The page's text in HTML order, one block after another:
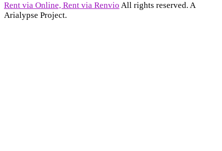
Rent via Online, Rent via Renvio All rights reserved. A
Arialypse Project.